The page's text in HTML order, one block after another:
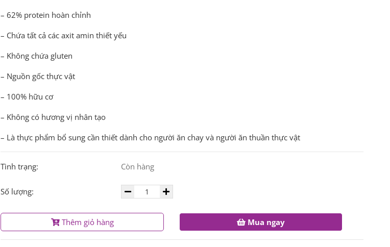
– 62% protein hoàn chỉnh
– Chứa tất cả các axit amin thiết yếu
– Không chứa gluten
– Nguồn gốc thực vật
– 100% hữu cơ
– Không có hương vị nhân tạo
– Là thực phẩm bổ sung cần thiết dành cho người ăn chay và người ăn thuần thực vật
Tình trạng: Còn hàng
Số lượng:
Thêm giỏ hàng Mua ngay